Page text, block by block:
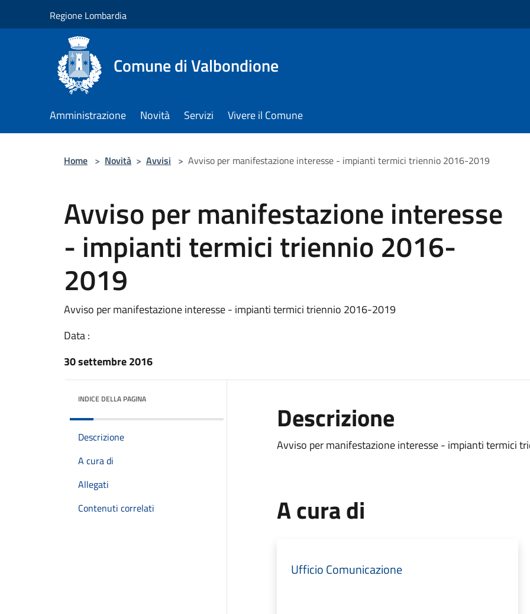
Regione Lombardia
Comune di Valbondione
Amministrazione Novità Servizi Vivere il Comune
Home > Novità > Avvisi > Avviso per manifestazione interesse - impianti termici triennio 2016-2019
Avviso per manifestazione interesse
- impianti termici triennio 2016-
2019
Avviso per manifestazione interesse - impianti termici triennio 2016-2019
Data :
30 settembre 2016
INDICE DELLA PAGINA
Descrizione
A cura di
Allegati
Contenuti correlati
Descrizione
Avviso per manifestazione interesse - impianti termici
A cura di
Ufficio Comunicazione